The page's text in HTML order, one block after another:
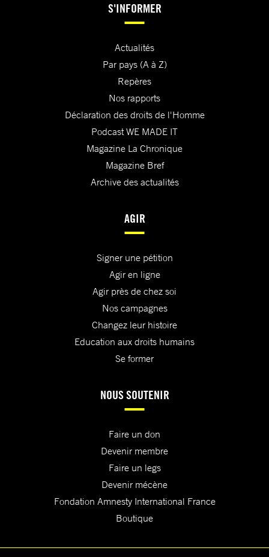
S'INFORMER
Actualités
Par pays (A à Z)
Repères
Nos rapports
Déclaration des droits de l'Homme
Podcast WE MADE IT
Magazine La Chronique
Magazine Bref
Archive des actualités
AGIR
Signer une pétition
Agir en ligne
Agir près de chez soi
Nos campagnes
Changez leur histoire
Education aux droits humains
Se former
NOUS SOUTENIR
Faire un don
Devenir membre
Faire un legs
Devenir mécène
Fondation Amnesty International France
Boutique